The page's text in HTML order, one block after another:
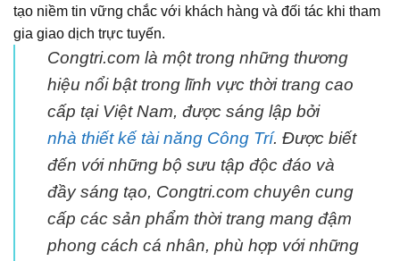
tạo niềm tin vững chắc với khách hàng và đối tác khi tham
gia giao dịch trực tuyến.
Congtri.com là một trong những thương
hiệu nổi bật trong lĩnh vực thời trang cao
cấp tại Việt Nam, được sáng lập bởi
nhà thiết kế tài năng Công Trí. Được biết
đến với những bộ sưu tập độc đáo và
đầy sáng tạo, Congtri.com chuyên cung
cấp các sản phẩm thời trang mang đậm
phong cách cá nhân, phù hợp với những